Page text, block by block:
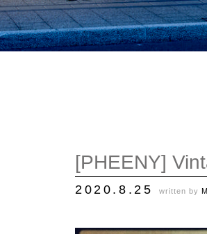
[PHEENY]
2020.8.25 written by